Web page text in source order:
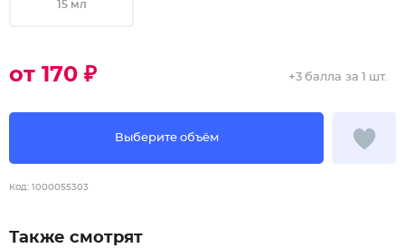
15 мл
от 170 ₽
Выберите объём
+3 балла за 1 шт.
Код: 1000055303
Также смотрят